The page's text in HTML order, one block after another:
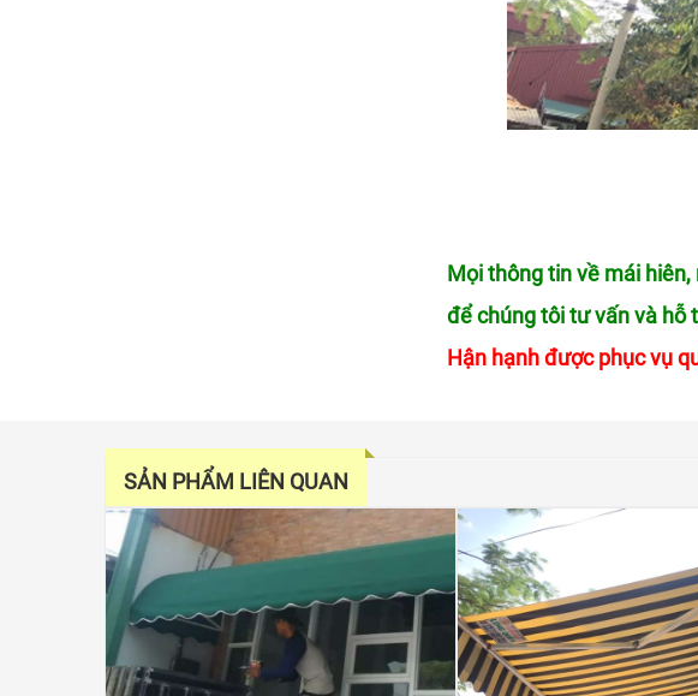
Mọi thông tin về mái
để chúng tôi tư vấn và hỗ
Hận hạnh được phục vụ
SẢN PHẨM LIÊN QUAN